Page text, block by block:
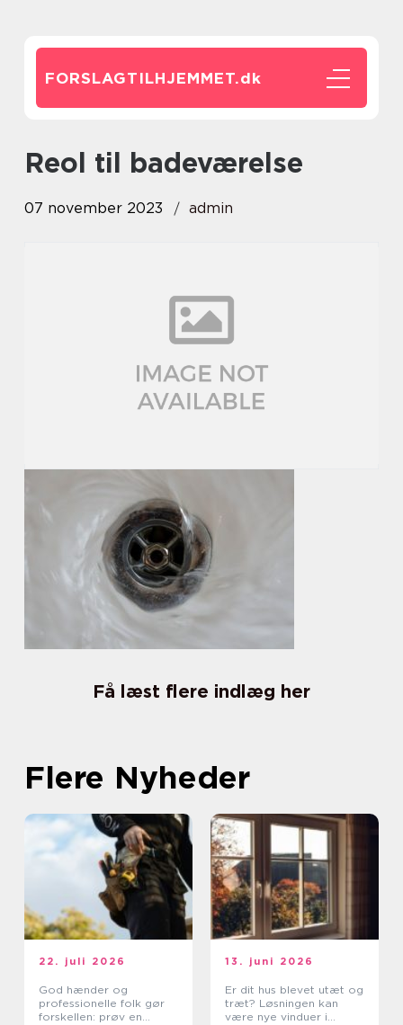
FORSLAGTILHJEMMET.dk
reol til badeværelse
07 november 2023 admin
Få læst flere indlæg her
Flere Nyheder
22. juli 2026
God hænder og
professionelle folk gør
forskellen: prøv en
13. juni 2026
Er dit hus blevet utæt og
træt? Løsningen kan
være nye vinduer i